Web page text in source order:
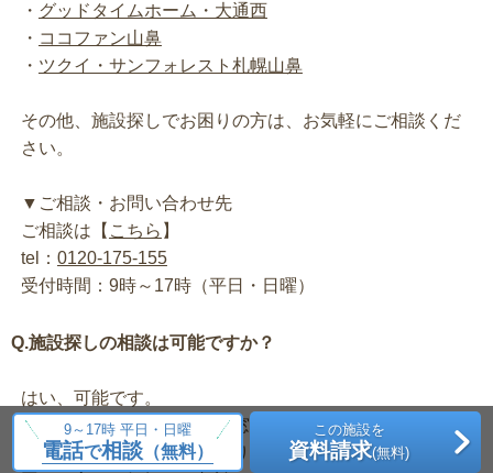
・ グッドタイムホーム・大通西
・ ココファン山鼻
・ ツクイ・サンフォレスト札幌山鼻
その他、施設探しでお困りの方は、お気軽にご相談くだ
さい。
▼ご相談・お問い合わせ先
ご相談は【 こちら 】
tel： 0120-175-155
受付時間：9時～17時（平日・日曜）
Q.施設探しの相談は可能ですか？
はい、可能です。
マイ介護ホーム 入居相談窓口では、ご希望条件に沿っ
た施設のご紹介を行っております。また、施設探しでお
9～17時 平日・日曜
電話で相談（無料）
この施設を
資料請求(無料)